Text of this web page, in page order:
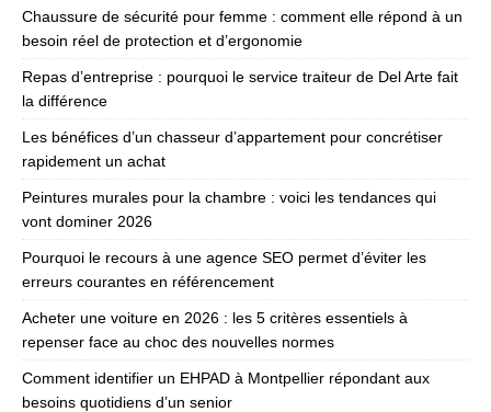
Chaussure de sécurité pour femme : comment elle répond à un
besoin réel de protection et d’ergonomie
Repas d’entreprise : pourquoi le service traiteur de Del Arte fait
la différence
Les bénéfices d’un chasseur d’appartement pour concrétiser
rapidement un achat
Peintures murales pour la chambre : voici les tendances qui
vont dominer 2026
Pourquoi le recours à une agence SEO permet d’éviter les
erreurs courantes en référencement
Acheter une voiture en 2026 : les 5 critères essentiels à
repenser face au choc des nouvelles normes
Comment identifier un EHPAD à Montpellier répondant aux
besoins quotidiens d’un senior